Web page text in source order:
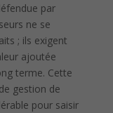
par
ne se
; ils exigent
ajoutée
terme. Cette
gestion de
pour saisir